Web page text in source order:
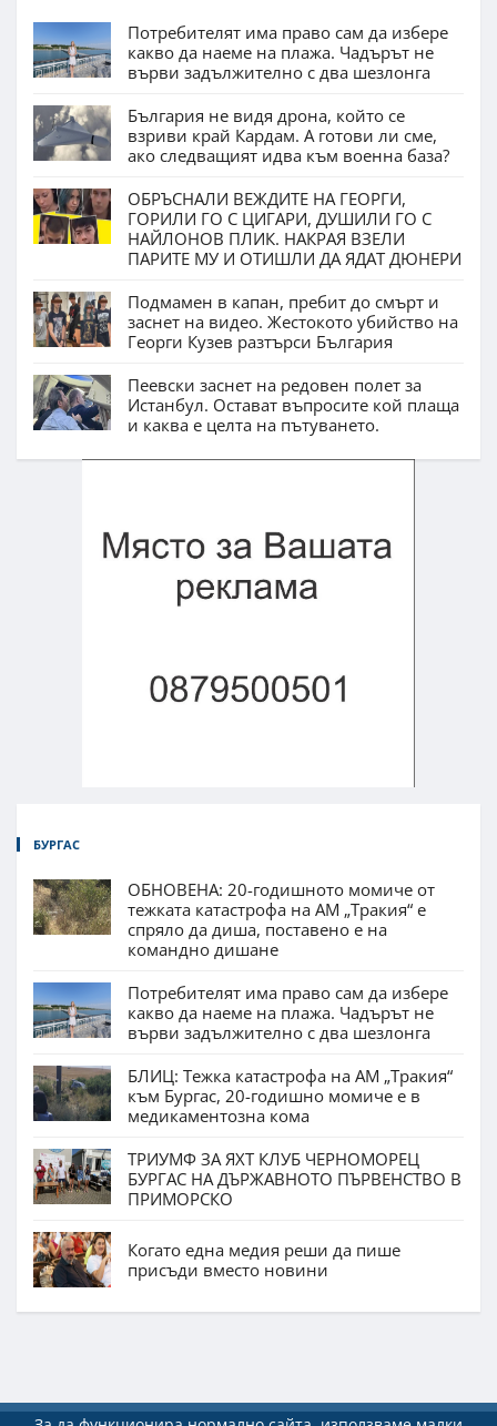
Потребителят има право сам да избере
какво да наеме на плажа. Чадърът не
върви задължително с два шезлонга
България не видя дрона, който се
взриви край Кардам. А готови ли сме,
ако следващият идва към военна база?
ОБРЪСНАЛИ ВЕЖДИТЕ НА ГЕОРГИ,
ГОРИЛИ ГО С ЦИГАРИ, ДУШИЛИ ГО С
НАЙЛОНОВ ПЛИК. НАКРАЯ ВЗЕЛИ
ПАРИТЕ МУ И ОТИШЛИ ДА ЯДАТ ДЮНЕРИ
Подмамен в капан, пребит до смърт и
заснет на видео. Жестокото убийство на
Георги Кузев разтърси България
Пеевски заснет на редовен полет за
Истанбул. Остават въпросите кой плаща
и каква е целта на пътуването.
БУРГАС
ОБНОВЕНА: 20-годишното момиче от
тежката катастрофа на АМ „Тракия“ е
спряло да диша, поставено е на
командно дишане
Потребителят има право сам да избере
какво да наеме на плажа. Чадърът не
върви задължително с два шезлонга
БЛИЦ: Тежка катастрофа на АМ „Тракия“
към Бургас, 20-годишно момиче е в
медикаментозна кома
ТРИУМФ ЗА ЯХТ КЛУБ ЧЕРНОМОРЕЦ
БУРГАС НА ДЪРЖАВНОТО ПЪРВЕНСТВО В
ПРИМОРСКО
Когато една медия реши да пише
присъди вместо новини